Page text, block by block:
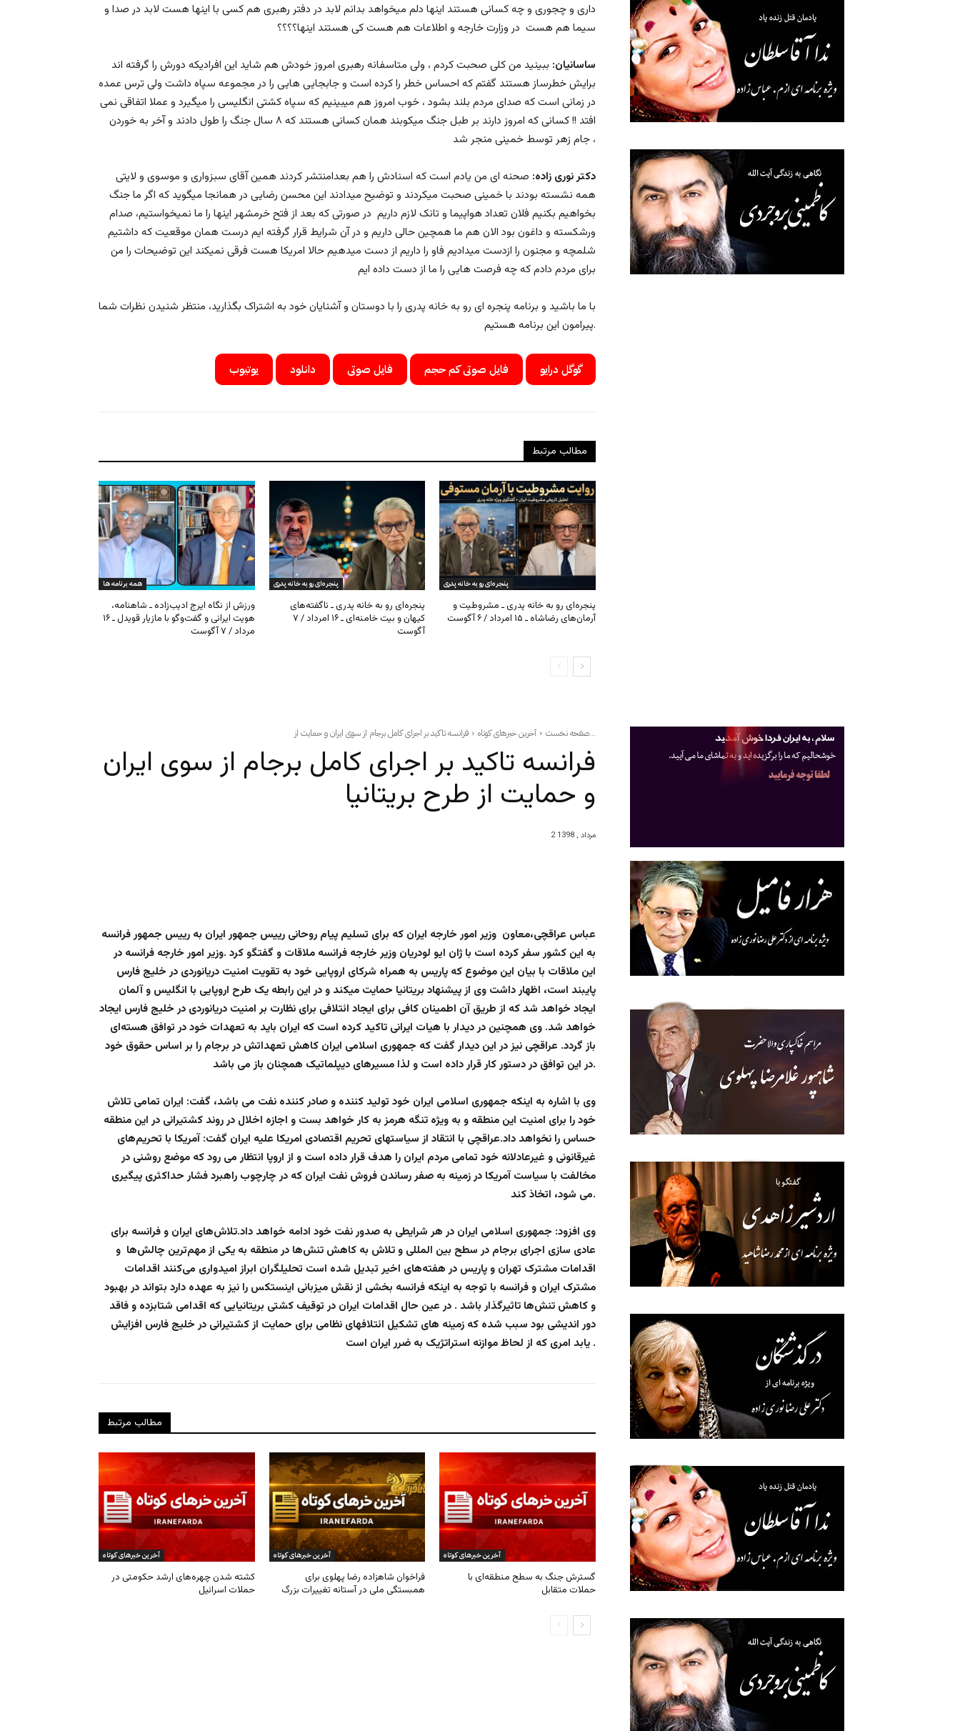
داری و چجوری و چه کسانی هستند اینها دلم میخواهد بدانم لابد در دفتر رهبری هم کسی با اینها هست لابد در صدا و
سیما هم هست در وزارت خارجه و اطلاعات هم هست کی هستند اینها؟؟؟؟
ساسانیان: ببینید من کلی صحبت کردم ، ولی متاسفانه رهبری امروز خودش هم شاید این افرادیکه دورش را گرفته اند
برایش خطرساز هستند گفتم که احساس خطر را کرده است و جابجایی هایی را در مجموعه سپاه داشت ولی ترس عمده
در زمانی است که صدای مردم بلند بشود ، خوب امروز هم میبینیم که سپاه کشتی انگلیسی را میگیرد و عملا اتفاقی نمی
افتد !! کسانی که امروز دارند بر طبل جنگ میکوبند همان کسانی هستند که ۸ سال جنگ را طول دادند و آخر به خوردن
جام زهر توسط خمینی منجر شد ،
دکتر نوری زاده: صحنه ای من یادم است که اسنادش را هم بعدامنتشر کردند همین آقای سبزواری و موسوی و لایتی
همه نشسته بودند با خمینی صحبت میکردند و توضیح میدادند این محسن رضایی در همانجا میگوید که اگر ما جنگ
بخواهیم بکنیم فلان تعداد هواپیما و تانک لازم داریم در صورتی که بعد از فتح خرمشهر اینها را ما نمیخواستیم، صدام
ورشکسته و داغون بود الان هم ما همچین حالی داریم و در آن شرایط قرار گرفته ایم درست همان موقعیت که داشتیم
شلمچه و مجنون را ازدست میدادیم فاو را داریم از دست میدهیم حالا امریکا هست فرقی نمیکند این توضیحات را من
برای مردم دادم که چه فرصت هایی را ما از دست داده ایم
با ما باشید و برنامه پنجره ای رو به خانه پدری را با دوستان و آشنایان خود به اشتراک بگذارید، منتظر شنیدن نظرات شما
پیرامون این برنامه هستیم.
یوتیوب دانلود فایل صوتی فایل صوتی کم حجم گوگل درایو
مطالب مرتبط
همه برنامه ها
ورزش از نگاه ایرج ادیب‌زاده ـ شاهنامه،
هویت ایرانی و گفت‌وگو با مازیار قویدل ـ ۱۶
مرداد / ۷ آگوست
پنجره‌ای رو به خانه پدری
پنجره‌ای رو به خانه پدری ـ ناگفته‌های
کیهان و بیت خامنه‌ای ـ ۱۶ امرداد / ۷
آگوست
پنجره‌ای رو به خانه پدری
پنجره‌ای رو به خانه پدری ـ مشروطیت و
آرمان‌های رضاشاه ـ ۱۵ امرداد / ۶ آگوست